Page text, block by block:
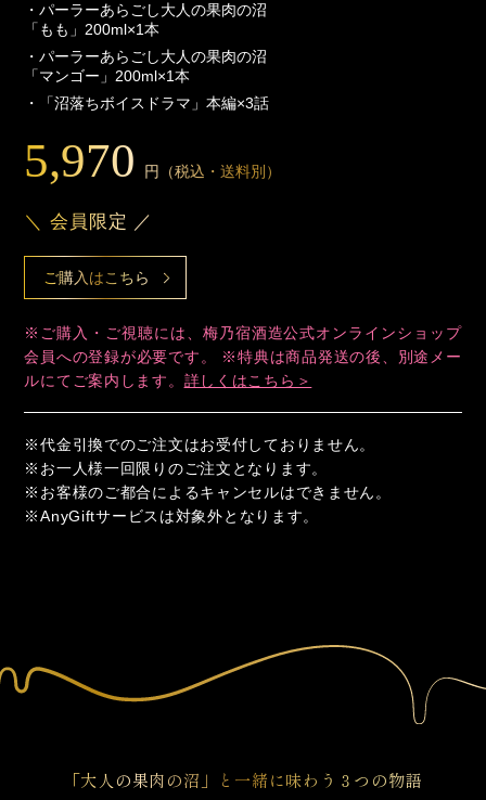
・パーラーあらごし大人の果肉の沼
「もも」200ml×1本
・パーラーあらごし大人の果肉の沼
「マンゴー」200ml×1本
・「沼落ちボイスドラマ」本編×3話
5,970 円（税込・送料別）
＼ 会員限定 ／
ご購入はこちら
※ご購入・ご視聴には、梅乃宿酒造公式オンラインショップ
会員への登録が必要です。 ※特典は商品発送の後、別途メー
ルにてご案内します。 詳しくはこちら＞
※代金引換でのご注文はお受付しておりません。
※お一人様一回限りのご注文となります。
※お客様のご都合によるキャンセルはできません。
※AnyGiftサービスは対象外となります。
「大人の果肉の沼」と一緒に味わう３つの物語